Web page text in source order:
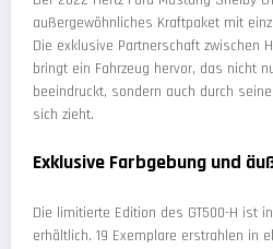
außergewöhnliches Kraftpaket mit
Die exklusive Partnerschaft zwischen
bringt ein Fahrzeug hervor, das nicht
beeindruckt, sondern auch durch
sich zieht.
Exklusive Farbgebung und
Die limitierte Edition des GT500-H ist
erhältlich. 19 Exemplare erstrahlen in